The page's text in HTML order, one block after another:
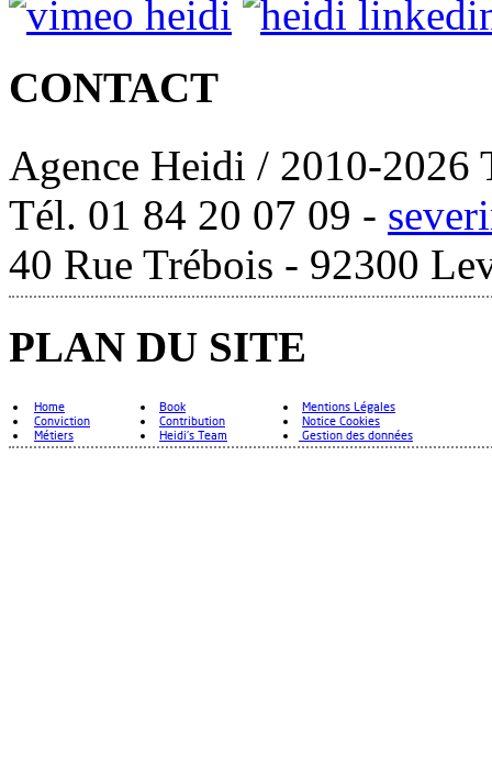
CONTACT
Agence Heidi / 2010-2026
Tél. 01 84 20 07 09 -
40 Rue Trébois - 92300
PLAN DU SITE
Home
Conviction
Métiers
Book
Contribution
Heidi's Team
Mentions Légales
Notice Cookies
Gestion des données